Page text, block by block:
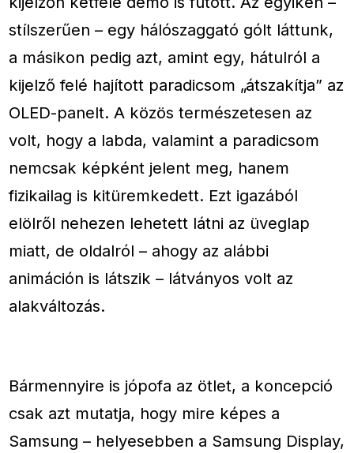
stílszerűen – egy hálószaggató gólt láttunk,
a másikon pedig azt, amint egy, hátulról a
kijelző felé hajított paradicsom „átszakítja” az
OLED-panelt. A közös természetesen az
volt, hogy a labda, valamint a paradicsom
nemcsak képként jelent meg, hanem
fizikailag is kitüremkedett. Ezt igazából
elölről nehezen lehetett látni az üveglap
miatt, de oldalról – ahogy az alábbi
animáción is látszik – látványos volt az
alakváltozás.
Bármennyire is jópofa az ötlet, a koncepció
csak azt mutatja, hogy mire képes a
Samsung – helyesebben a Samsung Display,